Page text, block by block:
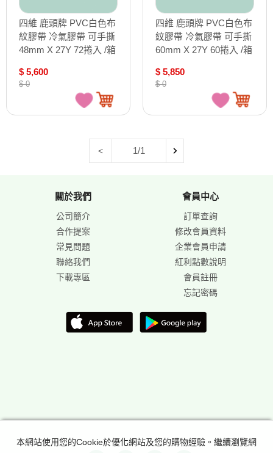
四維 鹿頭牌 PVC白色布
紋膠帶 冷氣膠帶 可手撕
48mm X 27Y 72捲入 /箱
$ 5,600
$ 0
四維 鹿頭牌 PVC白色布
紋膠帶 冷氣膠帶 可手撕
60mm X 27Y 60捲入 /箱
$ 5,850
$ 0
< 1/1
關於我們
公司簡介
合作提案
常見問題
聯絡我們
下載專區
會員中心
訂單查詢
修改會員資料
企業會員申請
紅利點數說明
會員註冊
忘記密碼
本網站使用您的Cookie於優化網站及您的購物經驗。繼續瀏覽網